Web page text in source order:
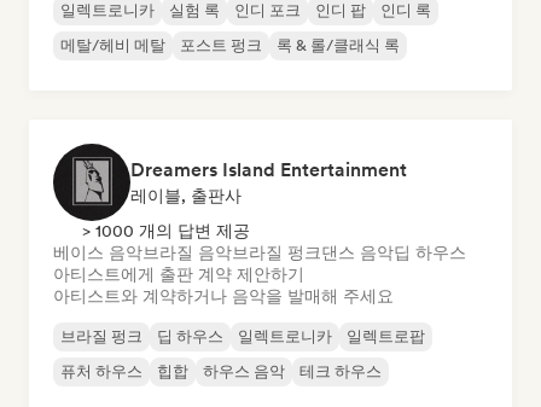
일렉트로니카 실험 록 인디 포크 인디 팝
인디 록
메탈/헤비 메탈
포스트 펑크 록 & 롤/클래식 록
Dreamers Island Entertainment
레이블, 출판사
> 1000 개의 답변 제공
베이스 음악브라질 음악브라질 펑크댄스 음악딥 하우스
아티스트에게 출판 계약 제안하기
아티스트와 계약하거나 음악을 발매해 주세요
브라질 펑크 딥 하우스 일렉트로니카
일렉트로팝
퓨처 하우스
힙합 하우스 음악 테크 하우스